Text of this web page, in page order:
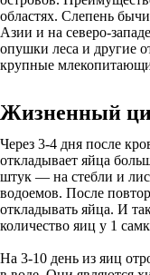
областях. Слепень
Азии и на северо-
опушки леса и другие
крупные
Жизненный
Через 3-4 дня после
откладывает яйца
штук — на стебли и
водоемов. После
откладывать яйца. И
количество яиц у 1
На 3-10 день из яиц